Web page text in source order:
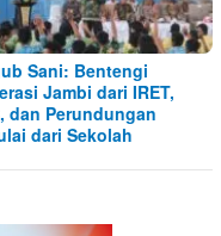
Sani: Bentengi
Jambi dari IRET,
dan Perundungan
dari Sekolah